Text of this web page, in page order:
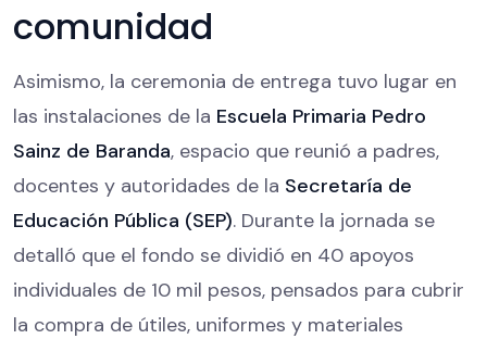
comunidad
Asimismo, la ceremonia de entrega tuvo lugar en
las instalaciones de la Escuela Primaria Pedro
Sainz de Baranda, espacio que reunió a padres,
docentes y autoridades de la Secretaría de
Educación Pública (SEP). Durante la jornada se
detalló que el fondo se dividió en 40 apoyos
individuales de 10 mil pesos, pensados para cubrir
la compra de útiles, uniformes y materiales